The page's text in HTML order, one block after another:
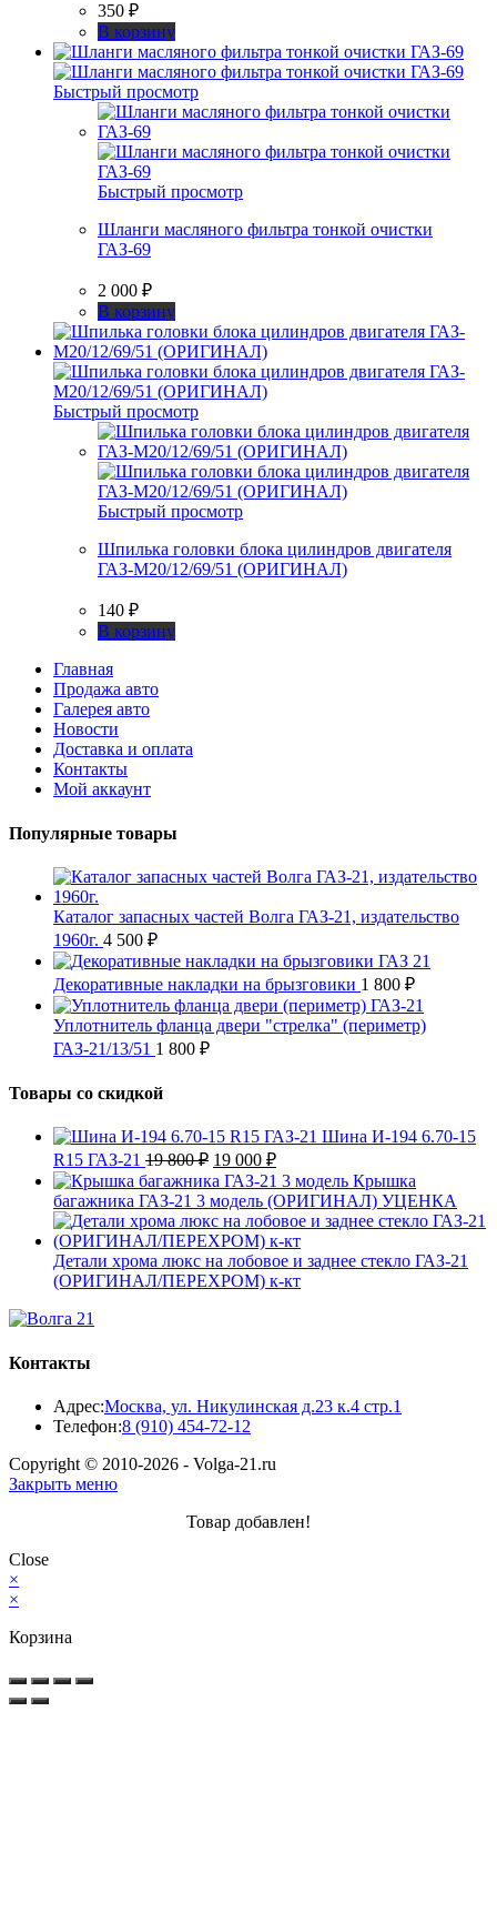
350 ₽
В корзину
Быстрый просмотр
Быстрый просмотр
Шланги масляного фильтра тонкой очистки
ГАЗ-69
2 000 ₽
В корзину
Быстрый просмотр
Быстрый просмотр
Шпилька головки блока цилиндров двигателя
ГАЗ-М20/12/69/51 (ОРИГИНАЛ)
140 ₽
В корзину
Главная
Продажа авто
Галерея авто
Новости
Доставка и оплата
Контакты
Мой аккаунт
Популярные товары
Каталог запасных частей Волга ГАЗ-21, издательство
1960г. 4 500 ₽
Декоративные накладки на брызговики 1 800 ₽
Уплотнитель фланца двери "стрелка" (периметр)
ГАЗ-21/13/51 1 800 ₽
Товары со скидкой
Шина И-194 6.70-15
R15 ГАЗ-21 19 800₽ Первоначальная
цена
составляла
19
800 ₽.
19 000 ₽Текущая
цена:
19
000 ₽.
Крышка
багажника ГАЗ-21 3 модель (ОРИГИНАЛ) УЦЕНКА
Детали хрома люкс на лобовое и заднее стекло ГАЗ-21
(ОРИГИНАЛ/ПЕРЕХРОМ) к-кт
Контакты
Адрес:Москва, ул. Никулинская д.23 к.4 стр.1
Телефон:8 (910) 454-72-12
вашем
Copyright © 2010-2026 - Volga-21.ru
Закрыть меню
Товар добавлен!
Close
×
×
Корзина